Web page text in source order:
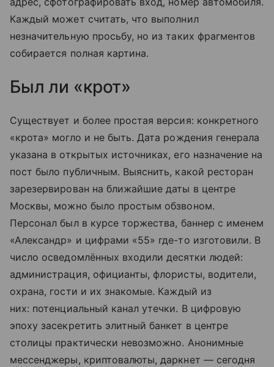
Каждый может считать, что выполнил
незначительную просьбу, но из таких фрагментов
собирается полная картина.
Был ли «крот»
Существует и более простая версия: конкретного
«крота» могло и не быть. Дата рождения генерала
указана в открытых источниках, его назначение на
пост было публичным. Выяснить, какой ресторан
зарезервирован на ближайшие даты в центре
Москвы, можно было простым обзвоном.
Персонал был в курсе торжества, баннер с именем
«Александр» и цифрами «55» где-то изготовили. В
число осведомлённых входили десятки людей:
администрация, официанты, флористы, водители,
охрана, гости и их знакомые. Каждый из
них: потенциальный канал утечки. В цифровую
эпоху засекретить элитный банкет в центре
столицы практически невозможно. Анонимные
мессенджеры, криптовалюты, даркнет — сегодня